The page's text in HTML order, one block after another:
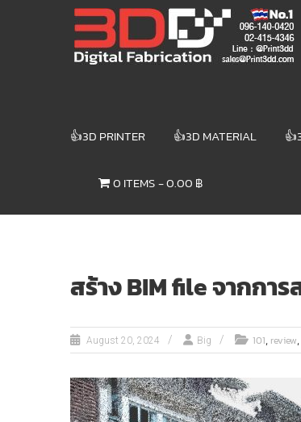
3DD DIGITAL
FABRICATION
3D Printer |
👍3D PRINTER 👍3D MATERIAL
0 ITEMS 0.00 ฿
สร้าง BIM file จากกา
August 20, 2024 Big 101, review,